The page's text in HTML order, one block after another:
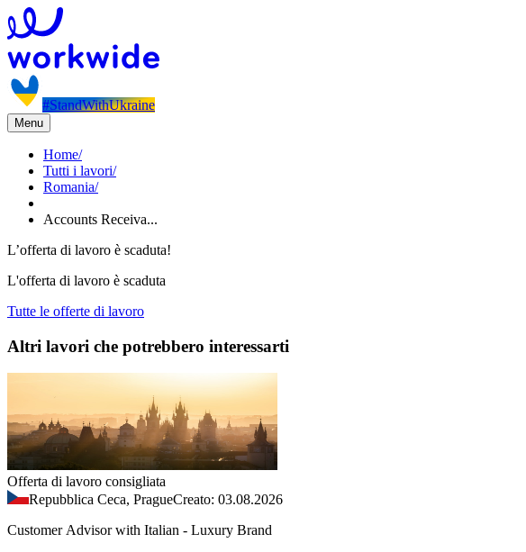
#StandWithUkraine
Menu
Home/
Tutti i lavori/
Romania/
Accounts Receiva...
L’offerta di lavoro è scaduta!
L'offerta di lavoro è scaduta
Tutte le offerte di lavoro
Altri lavori che potrebbero interessarti
Offerta di lavoro consigliata
Repubblica Ceca, PragueCreato: 03.08.2026
Customer Advisor with Italian - Luxury Brand